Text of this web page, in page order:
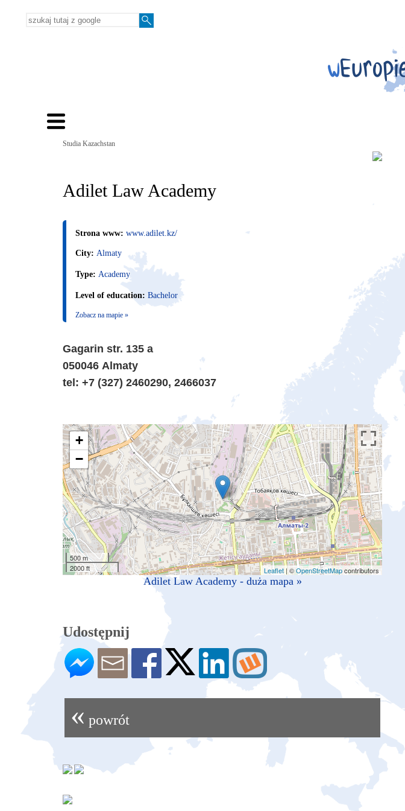
Studia Kazachstan
Adilet Law Academy
Strona www: www.adilet.kz/
City: Almaty
Type: Academy
Level of education: Bachelor
Zobacz na mapie »
Gagarin str. 135 а
050046 Almaty
tel: +7 (327) 2460290, 2466037
+
−
500 m
2000 ft
Leaflet| ©OpenStreetMapcontributors
Adilet Law Academy - duża mapa »
Udostępnij
« powrót